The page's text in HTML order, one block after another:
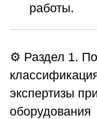
работы.
⚙️ Раздел 1.
экспертизы
оборудования